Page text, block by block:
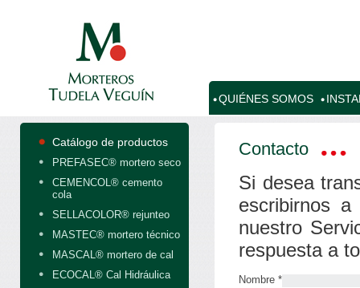
QUIÉNES SOMOS
Catálogo de productos
PREFASEC® mortero seco
CEMENCOL® cemento
cola
SELLACOLOR® rejunteo
MASTEC® mortero técnico
MASCAL® mortero de cal
ECOCAL® Cal Hidráulica
Contacto
Si desea
escribirnos
nuestro
respuesta a
Nombre *